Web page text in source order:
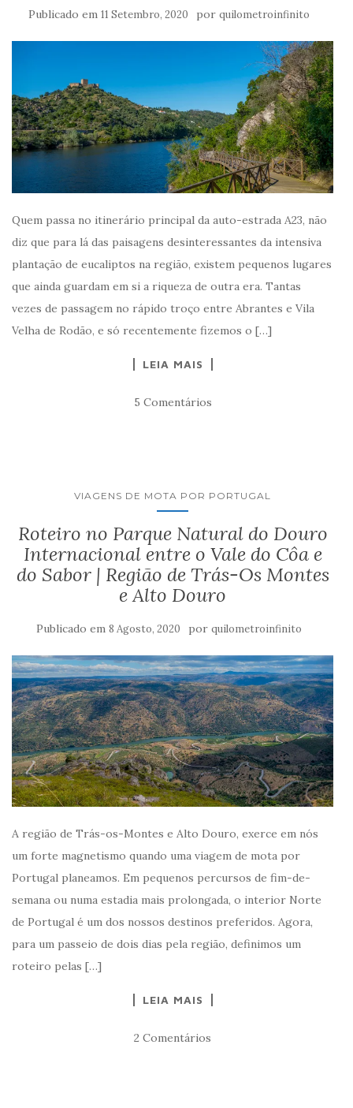
Publicado em 11 Setembro, 2020 por quilometroinfinito
Quem passa no itinerário principal da auto-estrada A23, não
diz que para lá das paisagens desinteressantes da intensiva
plantação de eucaliptos na região, existem pequenos lugares
que ainda guardam em si a riqueza de outra era. Tantas
vezes de passagem no rápido troço entre Abrantes e Vila
Velha de Rodão, e só recentemente fizemos o […]
LEIA MAIS
5 Comentários
VIAGENS DE MOTA POR PORTUGAL
Roteiro no Parque Natural do Douro
Internacional entre o Vale do Côa e
do Sabor | Região de Trás-Os Montes
e Alto Douro
Publicado em 8 Agosto, 2020 por quilometroinfinito
A região de Trás-os-Montes e Alto Douro, exerce em nós
um forte magnetismo quando uma viagem de mota por
Portugal planeamos. Em pequenos percursos de fim-de-
semana ou numa estadia mais prolongada, o interior Norte
de Portugal é um dos nossos destinos preferidos. Agora,
para um passeio de dois dias pela região, definimos um
roteiro pelas […]
LEIA MAIS
2 Comentários